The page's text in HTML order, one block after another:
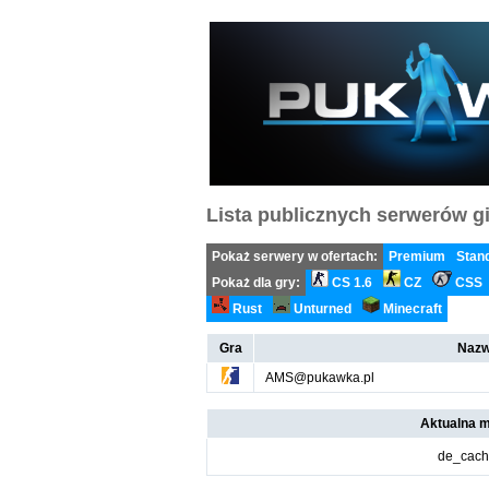
Lista publicznych serwerów
Pokaż serwery w ofertach: Premium
Pokaż dla gry:
CS 1.6 CZ
CSS
Rust
Unturned Minecraft
Gra
AMS@pukawka.pl
Aktualna